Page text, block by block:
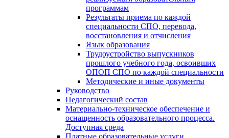
программам
Результаты приема по каждой
специальности СПО, перевода,
восстановления и отчисления
Язык образования
Трудоустройство выпускников
прошлого учебного года, освоивших
ОПОП СПО по каждой специальности
Методические и иные документы
Руководство
Педагогический состав
Материально-техническое обеспечение и
оснащенность образовательного процесса.
Доступная среда
Платные образовательные услуги